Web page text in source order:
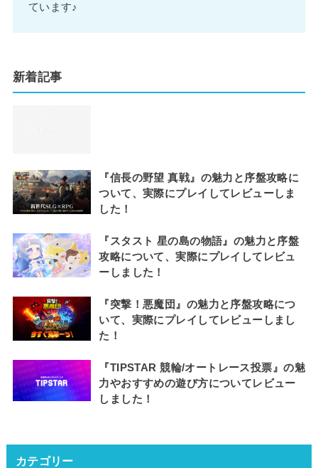
ています♪
新着記事
『信長の野望 真戦』の魅力と序盤攻略に
ついて、実際にプレイしてレビューしま
した！
『スタスト 星の島の物語』の魅力と序盤
攻略について、実際にプレイしてレビュ
ーしました！
『突撃！悪魔団』の魅力と序盤攻略につ
いて、実際にプレイしてレビューしまし
た！
『TIPSTAR 競輪/オートレース投票』の魅
力やおすすめの遊び方についてレビュー
しました！
カテゴリー